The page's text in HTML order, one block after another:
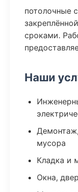
потолочные
сроками.
Наши
мусора
Кладка и
Окна,